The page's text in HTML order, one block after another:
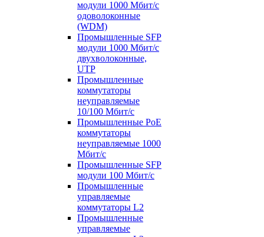
модули 1000 Мбит/c
одоволоконные
(WDM)
Промышленные SFP
модули 1000 Мбит/c
двухволоконные,
UTP
Промышленные
коммутаторы
неуправляемые
10/100 Мбит/с
Промышленные PoE
коммутаторы
неуправляемые 1000
Мбит/с
Промышленные SFP
модули 100 Мбит/c
Промышленные
управляемые
коммутаторы L2
Промышленные
управляемые